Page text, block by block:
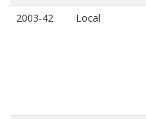
2003-42 Local